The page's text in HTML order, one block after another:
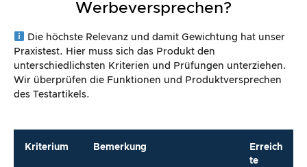
Werbeversprechen?
Die höchste Relevanz und damit Gewichtung hat unser
Praxistest. Hier muss sich das Produkt den
unterschiedlichsten Kriterien und Prüfungen unterziehen.
Wir überprüfen die Funktionen und Produktversprechen
des Testartikels.
Kriterium Bemerkung
Erreich
te